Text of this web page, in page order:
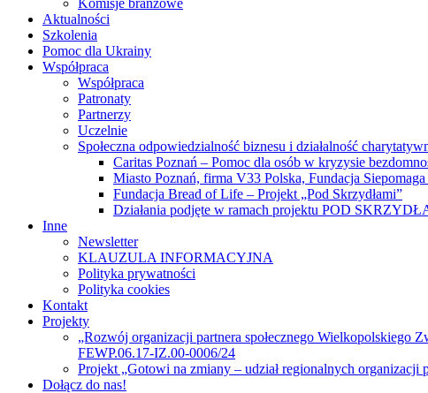
Komisje branżowe
Aktualności
Szkolenia
Pomoc dla Ukrainy
Współpraca
Współpraca
Patronaty
Partnerzy
Uczelnie
Społeczna odpowiedzialność biznesu i działalność
Caritas Poznań – Pomoc dla osób w kryzysie
Miasto Poznań, firma V33 Polska, Fundacja
Fundacja Bread of Life – Projekt „Pod Skrzydłami”
Działania podjęte w ramach projektu POD
Inne
Newsletter
KLAUZULA INFORMACYJNA
Polityka prywatności
Polityka cookies
Kontakt
Projekty
„Rozwój organizacji partnera społecznego Wielkopolskiego
FEWP.06.17-IZ.00-0006/24
Projekt „Gotowi na zmiany – udział regionalnych
Dołącz do nas!